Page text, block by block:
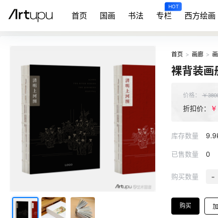
首页 国画 书法 专栏
HOT
西方绘画
首页 > 画廊 >
裸背装画
价格： ￥
折扣价： ￥
库存数量
已售数量 0
购买数量 -
购买